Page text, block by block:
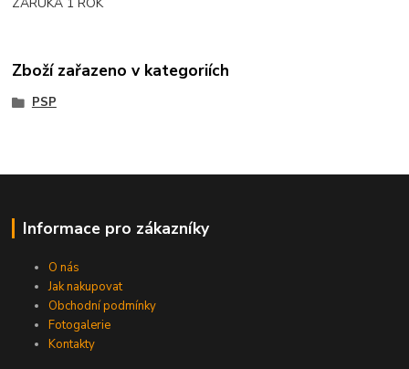
Zboží zařazeno v kategoriích
PSP
Informace pro zákazníky
O nás
Jak nakupovat
Obchodní podmínky
Fotogalerie
Kontakty